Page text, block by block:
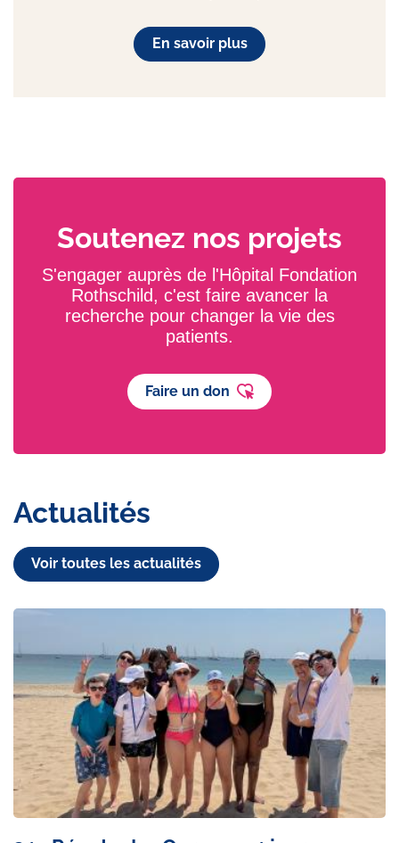
En savoir plus
Soutenez nos projets
S'engager auprès de l'Hôpital Fondation
Rothschild, c'est faire avancer la
recherche pour changer la vie des
patients.
Faire un don
Actualités
Voir toutes les actualités